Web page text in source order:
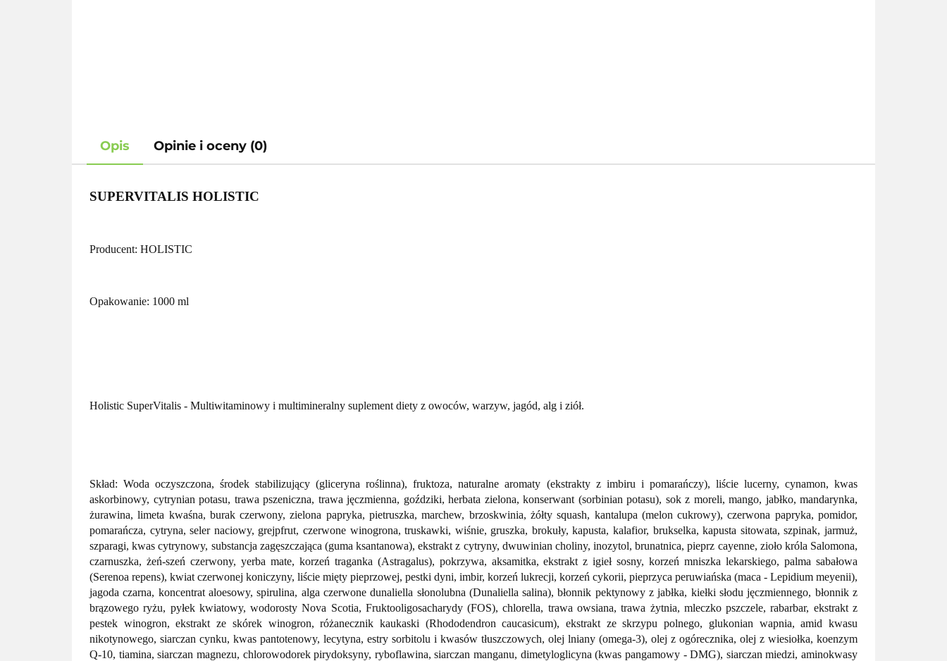
Opis Opinie i oceny (0)
SUPERVITALIS HOLISTIC
Producent: HOLISTIC
Opakowanie: 1000 ml
Holistic SuperVitalis - Multiwitaminowy i multimineralny suplement diety z owoców, warzyw, jagód, alg i ziół.
Skład: Woda oczyszczona, środek stabilizujący (gliceryna roślinna), fruktoza, naturalne aromaty (ekstrakty z imbiru i pomarańczy), liście lucerny, cynamon, kwas
askorbinowy, cytrynian potasu, trawa pszeniczna, trawa jęczmienna, goździki, herbata zielona, konserwant (sorbinian potasu), sok z moreli, mango, jabłko, mandarynka,
żurawina, limeta kwaśna, burak czerwony, zielona papryka, pietruszka, marchew, brzoskwinia, żółty squash, kantalupa (melon cukrowy), czerwona papryka, pomidor,
pomarańcza, cytryna, seler naciowy, grejpfrut, czerwone winogrona, truskawki, wiśnie, gruszka, brokuły, kapusta, kalafior, brukselka, kapusta sitowata, szpinak, jarmuż,
szparagi, kwas cytrynowy, substancja zagęszczająca (guma ksantanowa), ekstrakt z cytryny, dwuwinian choliny, inozytol, brunatnica, pieprz cayenne, zioło króla Salomona,
czarnuszka, żeń-szeń czerwony, yerba mate, korzeń traganka (Astragalus), pokrzywa, aksamitka, ekstrakt z igieł sosny, korzeń mniszka lekarskiego, palma sabałowa
(Serenoa repens), kwiat czerwonej koniczyny, liście mięty pieprzowej, pestki dyni, imbir, korzeń lukrecji, korzeń cykorii, pieprzyca peruwiańska (maca - Lepidium meyenii),
jagoda czarna, koncentrat aloesowy, spirulina, alga czerwone dunaliella słonolubna (Dunaliella salina), błonnik pektynowy z jabłka, kiełki słodu jęczmiennego, błonnik z
brązowego ryżu, pyłek kwiatowy, wodorosty Nova Scotia, Fruktooligosacharydy (FOS), chlorella, trawa owsiana, trawa żytnia, mleczko pszczele, rabarbar, ekstrakt z
pestek winogron, ekstrakt ze skórek winogron, różanecznik kaukaski (Rhododendron caucasicum), ekstrakt ze skrzypu polnego, glukonian wapnia, amid kwasu
nikotynowego, siarczan cynku, kwas pantotenowy, lecytyna, estry sorbitolu i kwasów tłuszczowych, olej lniany (omega-3), olej z ogórecznika, olej z wiesiołka, koenzym
Q-10, tiamina, siarczan magnezu, chlorowodorek pirydoksyny, ryboflawina, siarczan manganu, dimetyloglicyna (kwas pangamowy - DMG), siarczan miedzi, aminokwasy